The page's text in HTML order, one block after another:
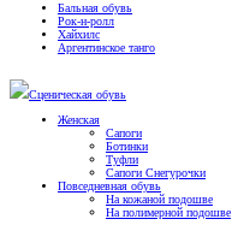
Бальная обувь
Рок-н-ролл
Хайхилс
Аргентинское танго
Сценическая обувь
Женская
Сапоги
Ботинки
Туфли
Сапоги Снегурочки
Повседневная обувь
На кожаной подошве
На полимерной подошве